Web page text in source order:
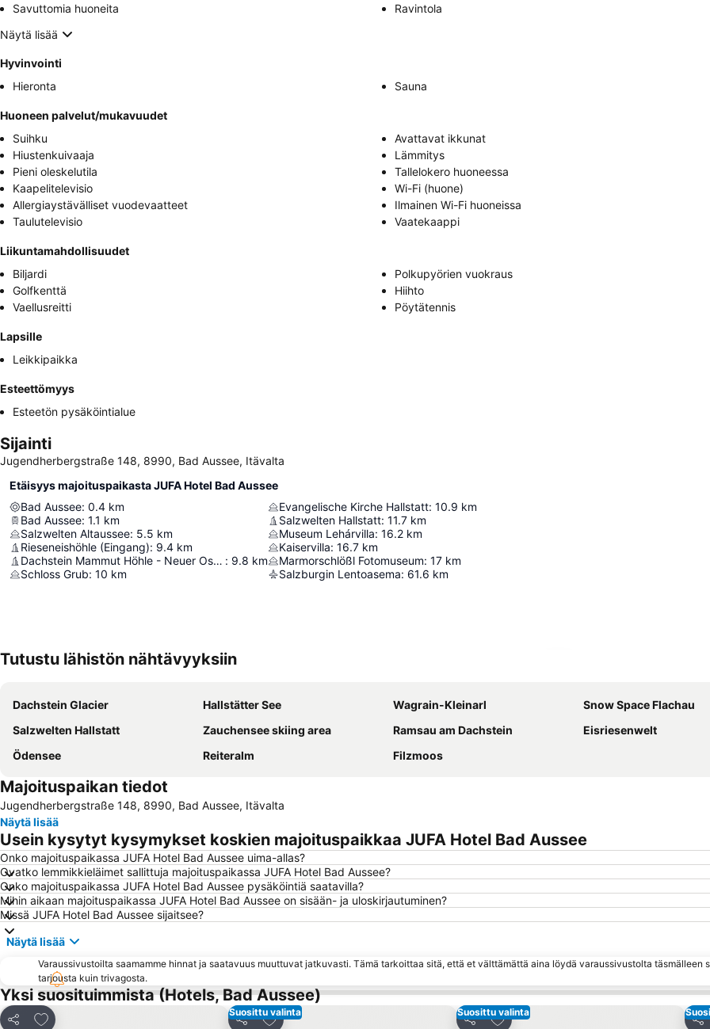
Savuttomia huoneita
Ravintola
Näytä lisää
Hyvinvointi
Hieronta
Sauna
Huoneen palvelut/mukavuudet
Suihku
Avattavat ikkunat
Hiustenkuivaaja
Lämmitys
Pieni oleskelutila
Tallelokero huoneessa
Kaapelitelevisio
Wi-Fi (huone)
Allergiaystävälliset vuodevaatteet
Ilmainen Wi-Fi huoneissa
Taulutelevisio
Vaatekaappi
Liikuntamahdollisuudet
Biljardi
Polkupyörien vuokraus
Golfkenttä
Hiihto
Vaellusreitti
Pöytätennis
Lapsille
Leikkipaikka
Esteettömyys
Esteetön pysäköintialue
Sijainti
Jugendherbergstraße 148, 8990, Bad Aussee, Itävalta
Etäisyys majoituspaikasta JUFA Hotel Bad Aussee
Bad Aussee: 0.4 km
Bad Aussee: 1.1 km
Salzwelten Altaussee: 5.5 km
Rieseneishöhle (Eingang): 9.4 km
Dachstein Mammut Höhle - Neuer Osteingang : 9.8 km
Schloss Grub: 10 km
Evangelische Kirche Hallstatt: 10.9 km
Salzwelten Hallstatt: 11.7 km
Museum Lehárvilla: 16.2 km
Kaiservilla: 16.7 km
Marmorschlößl Fotomuseum: 17 km
Salzburgin Lentoasema: 61.6 km
Tutustu lähistön nähtävyyksiin
Dachstein Glacier Hallstätter See Wagrain-Kleinarl
Snow Space Flachau
Salzwelten Hallstatt
Zauchensee skiing area Ramsau am Dachstein
Eisriesenwelt
Ödensee
Reiteralm Filzmoos
Majoituspaikan tiedot
Jugendherbergstraße 148, 8990, Bad Aussee, Itävalta
Näytä lisää
Usein kysytyt kysymykset koskien majoituspaikkaa JUFA Hotel Bad Aussee
Onko majoituspaikassa JUFA Hotel Bad Aussee uima-allas?
Ovatko lemmikkieläimet sallittuja majoituspaikassa JUFA Hotel Bad Aussee?
Onko majoituspaikassa JUFA Hotel Bad Aussee pysäköintiä saatavilla?
Mihin aikaan majoituspaikassa JUFA Hotel Bad Aussee on sisään- ja uloskirjautuminen?
Missä JUFA Hotel Bad Aussee sijaitsee?
Näytä lisää
Varaussivustoilta saamamme hinnat ja saatavuus muuttuvat jatkuvasti. Tämä tarkoittaa sitä, että et välttämättä aina löydä varaussivustolta täsmälleen
tarjousta kuin trivagosta.
Yksi suosituimmista (Hotels, Bad Aussee)
Lisää suosikkeihin Suosittu valinta
Lisää suosikkeihin Suosittu valinta
Lisää suosikkeihin